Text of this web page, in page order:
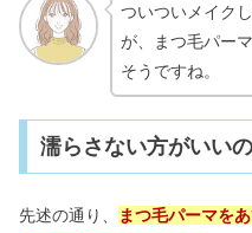
ついついメイク
が、まつ毛パー
そうですね。
濡らさない方がいい
先述の通り、
まつ毛パーマを